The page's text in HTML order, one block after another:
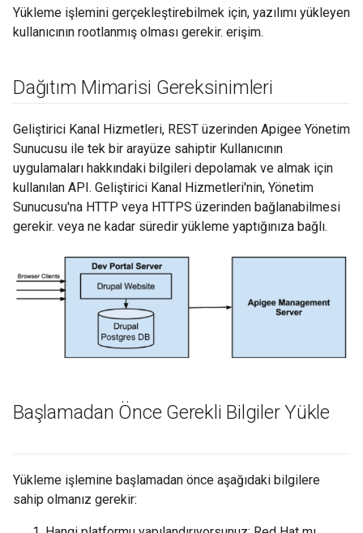
Yükleme işlemini gerçekleştirebilmek için, yazılımı yükleyen
kullanıcının rootlanmış olması gerekir. erişim.
Dağıtım Mimarisi Gereksinimleri
Geliştirici Kanal Hizmetleri, REST üzerinden Apigee Yönetim
Sunucusu ile tek bir arayüze sahiptir Kullanıcının
uygulamaları hakkındaki bilgileri depolamak ve almak için
kullanılan API. Geliştirici Kanal Hizmetleri'nin, Yönetim
Sunucusu'na HTTP veya HTTPS üzerinden bağlanabilmesi
gerekir. veya ne kadar süredir yükleme yaptığınıza bağlı.
Başlamadan Önce Gerekli Bilgiler Yükle
Yükleme işlemine başlamadan önce aşağıdaki bilgilere
sahip olmanız gerekir: